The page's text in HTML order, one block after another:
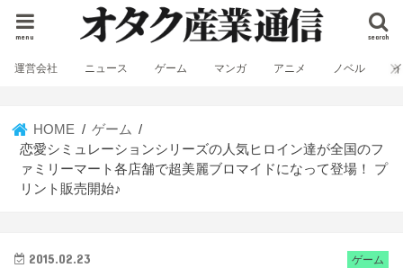
search
menu
運営会社 ニュース ゲーム マンガ アニメ ノベル
HOME
ゲーム
恋愛シミュレーションシリーズの人気ヒロイン達が全国のフ
ァミリーマート各店舗で超美麗ブロマイドになって登場！ プ
リント販売開始♪
ゲーム
2015.02.23